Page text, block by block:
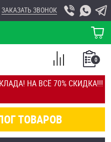
НА ВСЁ 70% СКИДКА!!!
ЗАКАЗАТЬ ЗВОНОК
КОРЗИНА
ТОВАРОВ
0
СПИСОК
СРАВНЕНИЕ